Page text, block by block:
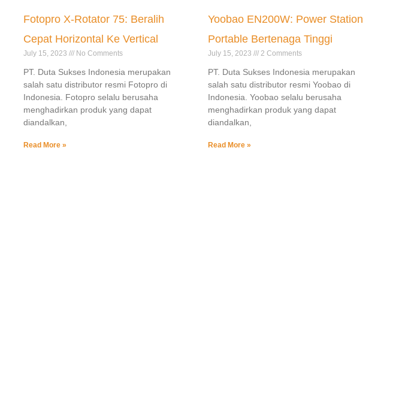
Fotopro X-Rotator 75: Beralih
Cepat Horizontal Ke Vertical
July 15, 2023 No Comments
PT. Duta Sukses Indonesia merupakan
salah satu distributor resmi Fotopro di
Indonesia. Fotopro selalu berusaha
menghadirkan produk yang dapat
diandalkan,
Read More »
Yoobao EN200W: Power Station
Portable Bertenaga Tinggi
July 15, 2023 2 Comments
PT. Duta Sukses Indonesia merupakan
salah satu distributor resmi Yoobao di
Indonesia. Yoobao selalu berusaha
menghadirkan produk yang dapat
diandalkan,
Read More »